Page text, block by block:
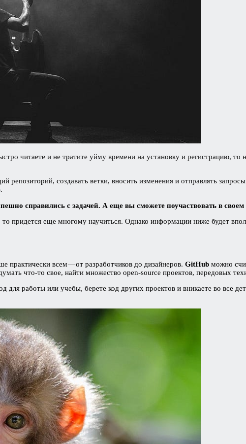
читаете и не тратите уйму времени на установку и регистрацию, то
создавать ветки, вносить изменения и отправлять
справились с задачей. А еще вы сможете поучаствовать в
придется еще многому научиться. Однако информации ниже будет
практически всем — от разработчиков до дизайнеров. GitHub можно
что-то свое, найти множество open-source проектов, передовых
для работы или учебы, берете код других проектов и вникаете во все